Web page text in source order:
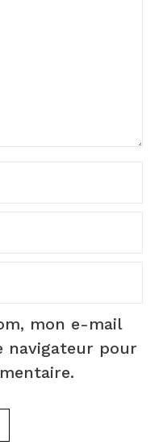
mon e-mail
navigateur pour